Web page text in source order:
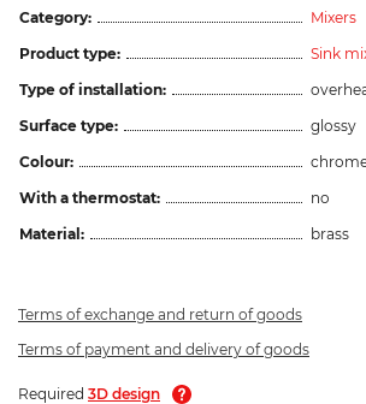
Category:
Mixers
Product type:
Sink
Type of installation:
Surface type:
glossy
Colour:
With a thermostat:
no
Material:
brass
Terms of exchange and return of goods
Terms of payment and delivery of goods
Required 3D design